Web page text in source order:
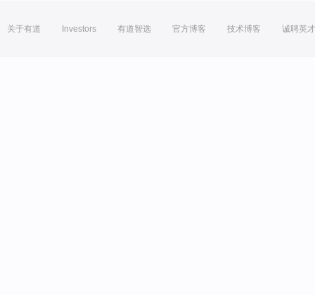
关于有道 Investors 有道智选 官方博客 技术博客 诚聘英才